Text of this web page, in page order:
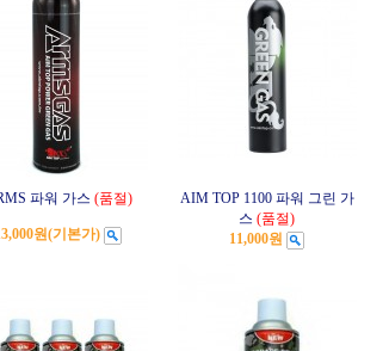
파워 가스 (품절)
원(기본가)
AIM TOP 1100 파워 그린 가
스 (품절)
11,000원